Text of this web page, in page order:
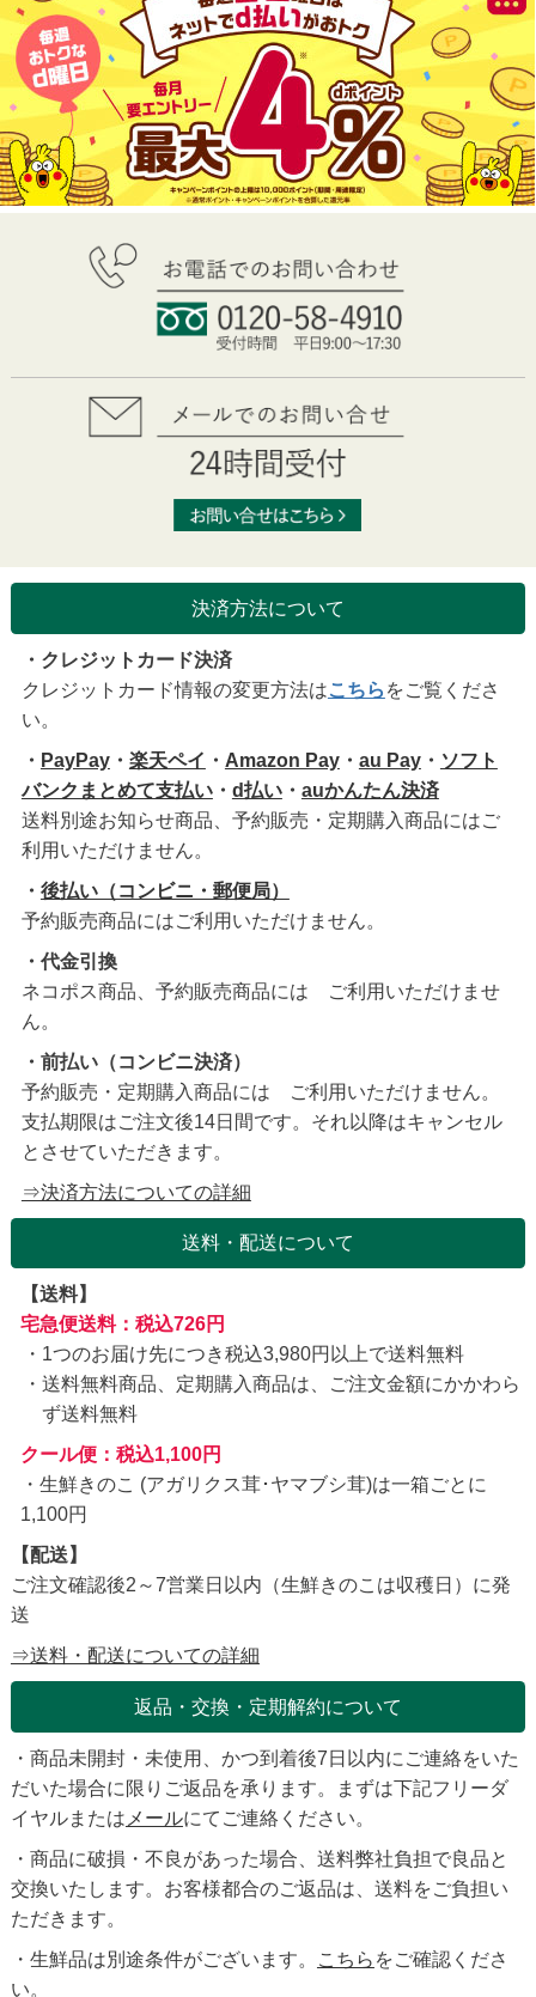
決済方法について
・クレジットカード決済
クレジットカード情報の変更方法はこちら をご覧くださ
い。
・ PayPay・ 楽天ペイ ・ Amazon Pay・ au Pay・ ソフト
バンクまとめて支払い・ d払い・ auかんたん決済
送料別途お知らせ商品、予約販売・定期購入商品にはご
利用いただけません。
・ 後払い（コンビニ・郵便局）
予約販売商品にはご利用いただけません。
・代金引換
ネコポス商品、予約販売商品には ご利用いただけませ
ん。
・前払い（コンビニ決済）
予約販売・定期購入商品には ご利用いただけません。
支払期限はご注文後14日間です。それ以降はキャンセル
とさせていただきます。
⇒決済方法についての詳細
送料・配送について
【送料】
宅急便送料：税込726円
1つのお届け先につき税込3,980円以上で送料無料
送料無料商品、定期購入商品は、ご注文金額にかかわら
ず送料無料
クール便：税込1,100円
・生鮮きのこ (アガリクス茸･ヤマブシ茸)は一箱ごとに
1,100円
【配送】
ご注文確認後2～7営業日以内（生鮮きのこは収穫日）に発
送
⇒送料・配送についての詳細
返品・交換・定期解約について
・商品未開封・未使用、かつ到着後7日以内にご連絡をいた
だいた場合に限りご返品を承ります。まずは下記フリーダ
イヤルまたは メールにてご連絡ください。
・商品に破損・不良があった場合、送料弊社負担で良品と
交換いたします。お客様都合のご返品は、送料をご負担い
ただきます。
・生鮮品は別途条件がございます。
こちら をご確認くださ
い。